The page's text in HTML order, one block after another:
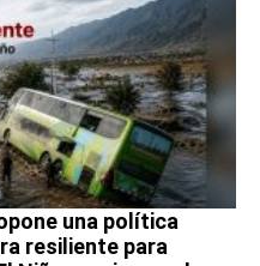
una política
resiliente para